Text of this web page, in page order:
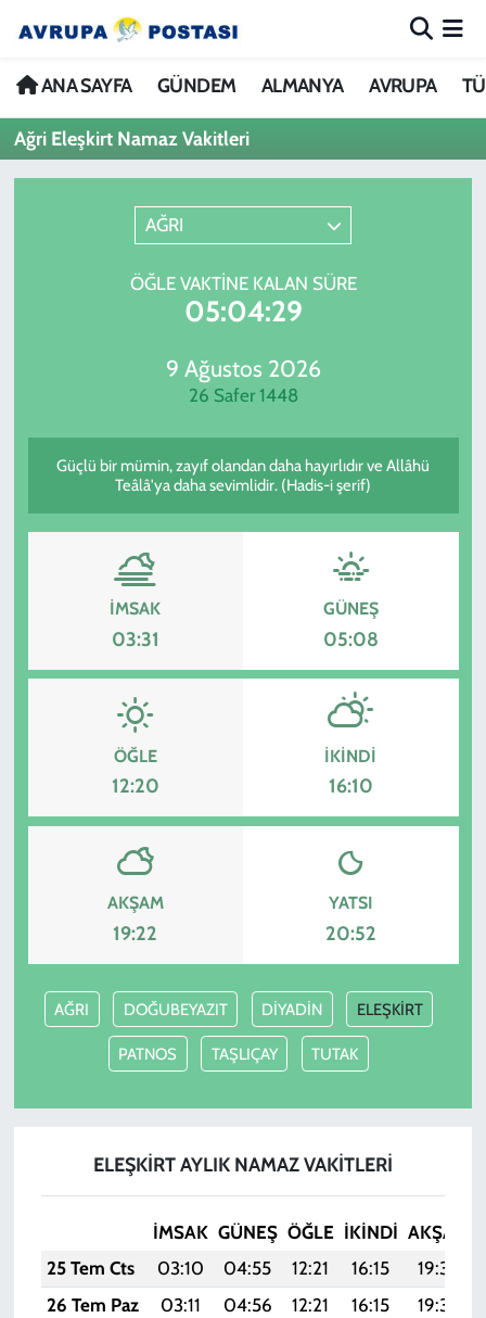
ANA SAYFA GÜNDEM ALMANYA AVRUPA
Ağri Eleşkirt Namaz Vakitleri
AĞRI
ÖĞLE VAKTINE KALAN SÜRE
05:04:29
9 Ağustos 2026
26 Safer 1448
Güçlü bir mümin, zayıf olandan daha hayırlıdır ve Allâhü
Teâlâ'ya daha sevimlidir. (Hadis-i şerif)
İMSAK
03:31
GÜNEŞ
05:08
ÖĞLE
12:20
İKINDI
16:10
AKŞAM
19:22
YATSI
20:52
AĞRI DOĞUBEYAZIT DİYADİN ELEŞKİRT
PATNOS TAŞLIÇAY TUTAK
ELEŞKİRT AYLIK NAMAZ VAKITLERI
İMSAK GÜNEŞ ÖĞLE İKINDI AKŞAM
25 Tem Cts
03:10 04:55 12:21 16:15 19:37
26 Tem Paz
03:11 04:56 12:21 16:15
19:36
ANA SAYFA
GÜNDEM
SPOR
YAZARLAR
Nöbetçi Eczaneler
Hava Durumu
Trafik Durumu
Avrupa Ligi Puan Durumu ve Fikstür
Tüm Manşetler
Haber Arşivi